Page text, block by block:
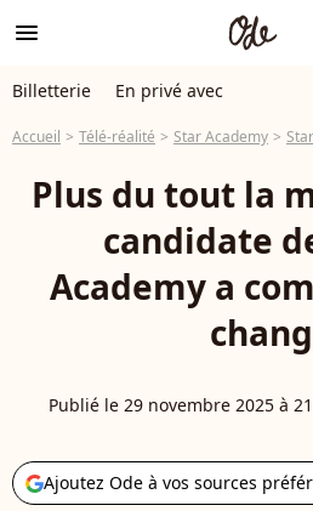
menu
Billetterie En privé avec
Accueil Télé-réalité Star Academy
Plus du tout la
candidate
Academy a
Publié le 29 novembre 2025 à
Ajoutez Ode à vos sources